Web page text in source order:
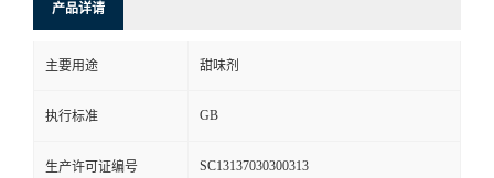
产品详请
主要用途 甜味剂
执行标准 GB
生产许可证编号 SC13137030300313